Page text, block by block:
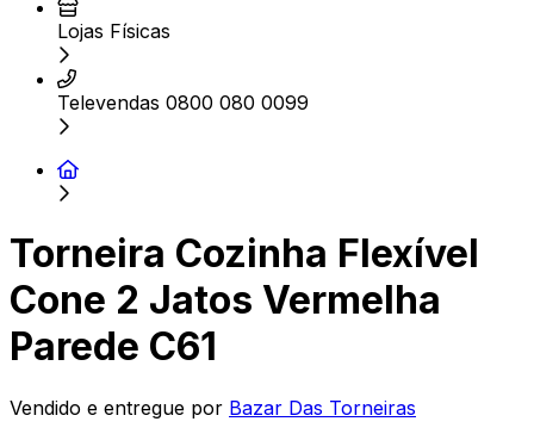
Lojas Físicas
Televendas 0800 080 0099
Torneira Cozinha Flexível
Cone 2 Jatos Vermelha
Parede C61
Vendido e entregue por Bazar Das Torneiras